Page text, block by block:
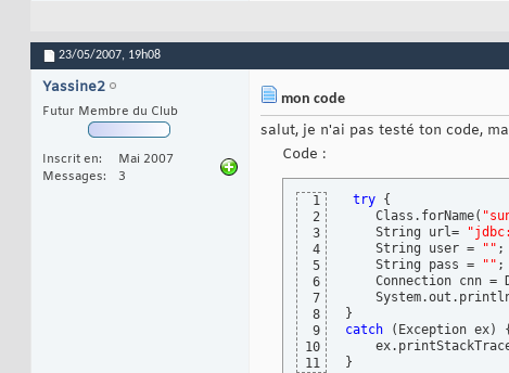
23/05/2007, 19h08
Yassine2
Futur Membre du Club
Inscrit en
Mai 2007
Messages
3
mon code
salut, je n'ai pas testé ton code,
Code :
1
2
3
4
5
6
7
8
9
10
11
try {
    Class.forName
(
    String url=
    String user =
"" ;
    String pass =
"" ;
Connection cnn =
}
catch
( Exception ex)
{
}